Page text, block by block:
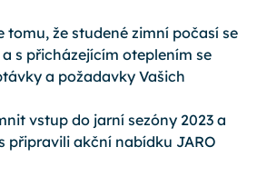
tomu, že studené zimní počasí se
s přicházejícím oteplením se
a požadavky Vašich
vstup do jarní sezóny 2023 a
připravili akční nabídku JARO